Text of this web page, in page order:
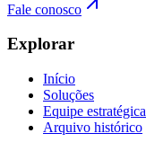
Fale conosco
Explorar
Início
Soluções
Equipe estratégica
Arquivo histórico